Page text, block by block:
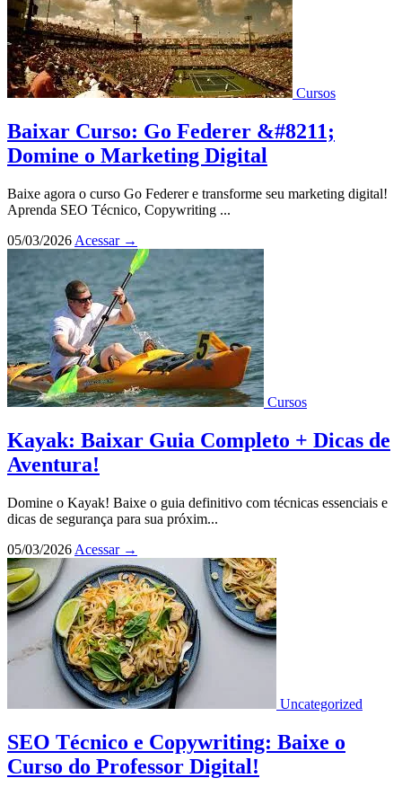
Cursos
Baixar Curso: Go Federer &#8211;
Domine o Marketing Digital
Baixe agora o curso Go Federer e transforme seu marketing digital!
Aprenda SEO Técnico, Copywriting ...
05/03/2026 Acessar →
Cursos
Kayak: Baixar Guia Completo + Dicas de
Aventura!
Domine o Kayak! Baixe o guia definitivo com técnicas essenciais e
dicas de segurança para sua próxim...
05/03/2026 Acessar →
Uncategorized
SEO Técnico e Copywriting: Baixe o
Curso do Professor Digital!